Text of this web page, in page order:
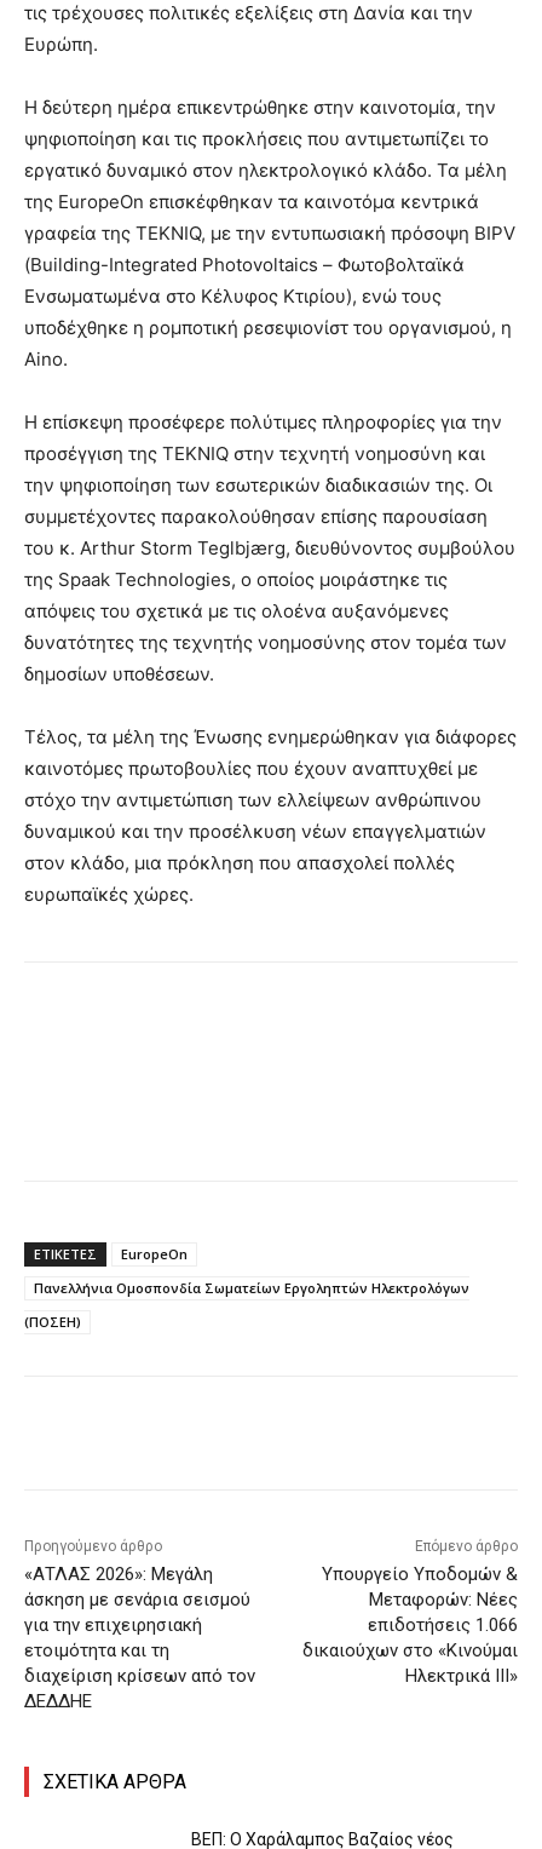
τις τρέχουσες πολιτικές εξελίξεις στη Δανία και την
Ευρώπη.
Η δεύτερη ημέρα επικεντρώθηκε στην καινοτομία, την
ψηφιοποίηση και τις προκλήσεις που αντιμετωπίζει το
εργατικό δυναμικό στον ηλεκτρολογικό κλάδο. Τα μέλη
της EuropeOn επισκέφθηκαν τα καινοτόμα κεντρικά
γραφεία της TEKNIQ, με την εντυπωσιακή πρόσοψη BIPV
(Building-Integrated Photovoltaics – Φωτοβολταϊκά
Ενσωματωμένα στο Κέλυφος Κτιρίου), ενώ τους
υποδέχθηκε η ρομποτική ρεσεψιονίστ του οργανισμού, η
Aino.
Η επίσκεψη προσέφερε πολύτιμες πληροφορίες για την
προσέγγιση της TEKNIQ στην τεχνητή νοημοσύνη και
την ψηφιοποίηση των εσωτερικών διαδικασιών της. Οι
συμμετέχοντες παρακολούθησαν επίσης παρουσίαση
του κ. Arthur Storm Teglbjærg, διευθύνοντος συμβούλου
της Spaak Technologies, ο οποίος μοιράστηκε τις
απόψεις του σχετικά με τις ολοένα αυξανόμενες
δυνατότητες της τεχνητής νοημοσύνης στον τομέα των
δημοσίων υποθέσεων.
Τέλος, τα μέλη της Ένωσης ενημερώθηκαν για διάφορες
καινοτόμες πρωτοβουλίες που έχουν αναπτυχθεί με
στόχο την αντιμετώπιση των ελλείψεων ανθρώπινου
δυναμικού και την προσέλκυση νέων επαγγελματιών
στον κλάδο, μια πρόκληση που απασχολεί πολλές
ευρωπαϊκές χώρες.
ΕΤΙΚΕΤΕΣ
EuropeOn
Πανελλήνια Ομοσπονδία Σωματείων Εργοληπτών Ηλεκτρολόγων
(ΠΟΣΕΗ)
Προηγούμενο άρθρο
«ΑΤΛΑΣ 2026»: Μεγάλη
άσκηση με σενάρια σεισμού
για την επιχειρησιακή
ετοιμότητα και τη
διαχείριση κρίσεων από τον
ΔΕΔΔΗΕ
Επόμενο άρθρο
Υπουργείο Υποδομών &
Μεταφορών: Νέες
επιδοτήσεις 1.066
δικαιούχων στο «Κινούμαι
Ηλεκτρικά ΙΙΙ»
ΣΧΕΤΙΚΑ ΑΡΘΡΑ
ΒΕΠ: Ο Χαράλαμπος Βαζαίος νέος